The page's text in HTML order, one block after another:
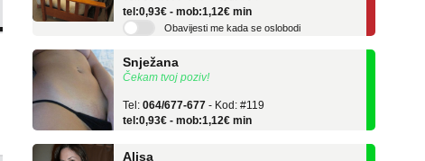
Obavijesti me kada se oslobodi
Čekam tvoj poziv!
064/677-677
tel:0,93€ - mob:1,12€ min
Čekam tvoj poziv!